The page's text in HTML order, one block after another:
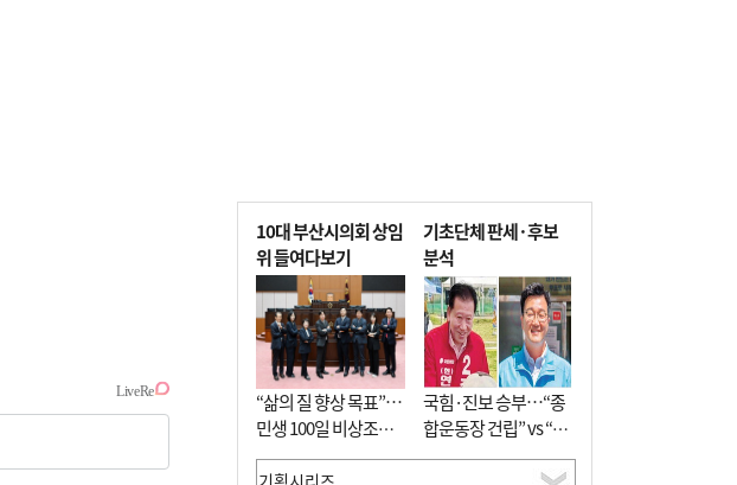
10대 부산시의회 상임
위 들여다보기
“삶의 질 향상 목표”…
민생 100일 비상조치
면밀 심사
기초단체 판세·후보
분석
국힘·진보 승부…“종
합운동장 건립” vs “출
근 공공버스 도입”